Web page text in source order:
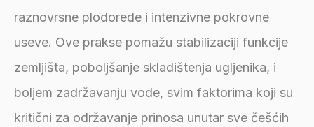
raznovrsne plodorede i intenzivne pokrovne
useve. Ove prakse pomažu stabilizaciji funkcije
zemljišta, poboljšanje skladištenja ugljenika, i
boljem zadržavanju vode, svim faktorima koji su
kritični za održavanje prinosa unutar sve češćih